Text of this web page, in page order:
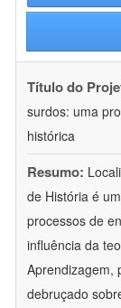
Título do
surdos: uma
histórica
Resumo:
de História é
processos de
influência da
Aprendizagem,
debruçado